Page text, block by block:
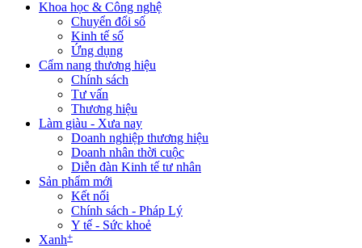
Khoa học & Công nghệ
Chuyển đổi số
Kinh tế số
Ứng dụng
Cẩm nang thương hiệu
Chính sách
Tư vấn
Thương hiệu
Làm giàu - Xưa nay
Doanh nghiệp thương hiệu
Doanh nhân thời cuộc
Diễn đàn Kinh tế tư nhân
Sản phẩm mới
Kết nối
Chính sách - Pháp Lý
Y tế - Sức khoẻ
Xanh+